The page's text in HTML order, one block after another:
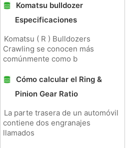
Komatsu bulldozer
Especificaciones
Komatsu ( R ) Bulldozers
Crawling se conocen más
comúnmente como b
Cómo calcular el Ring &
Pinion Gear Ratio
La parte trasera de un automóvil
contiene dos engranajes
llamados